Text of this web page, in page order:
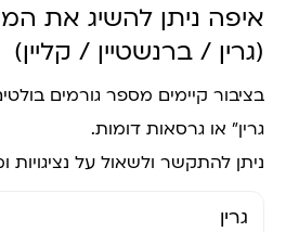
איפה ניתן להשיג את
(גרין / ברנשטיין / קליין)
בציבור קיימים מספר גורמים
גרין” או גרסאות דומות.
ניתן להתקשר ולשאול על נציגויות
גרין